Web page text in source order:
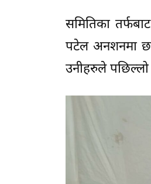
समितिका
पटेल अनशनमा
उनीहरुले